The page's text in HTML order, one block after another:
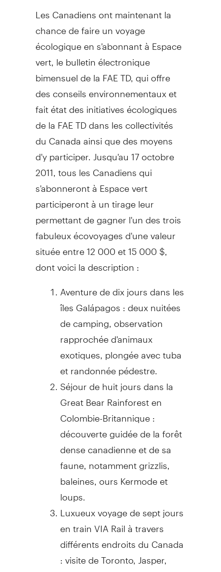
Les Canadiens ont maintenant la
chance de faire un voyage
écologique en s'abonnant à Espace
vert, le bulletin électronique
bimensuel de la FAE TD, qui offre
des conseils environnementaux et
fait état des initiatives écologiques
de la FAE TD dans les collectivités
du Canada ainsi que des moyens
d'y participer. Jusqu'au 17 octobre
2011, tous les Canadiens qui
s'abonneront à Espace vert
participeront à un tirage leur
permettant de gagner l'un des trois
fabuleux écovoyages d'une valeur
située entre 12 000 et 15 000 $,
dont voici la description :
Aventure de dix jours dans les
îles Galápagos : deux nuitées
de camping, observation
rapprochée d'animaux
exotiques, plongée avec tuba
et randonnée pédestre.
Séjour de huit jours dans la
Great Bear Rainforest en
Colombie-Britannique :
découverte guidée de la forêt
dense canadienne et de sa
faune, notamment grizzlis,
baleines, ours Kermode et
loups.
Luxueux voyage de sept jours
en train VIA Rail à travers
différents endroits du Canada
: visite de Toronto, Jasper,